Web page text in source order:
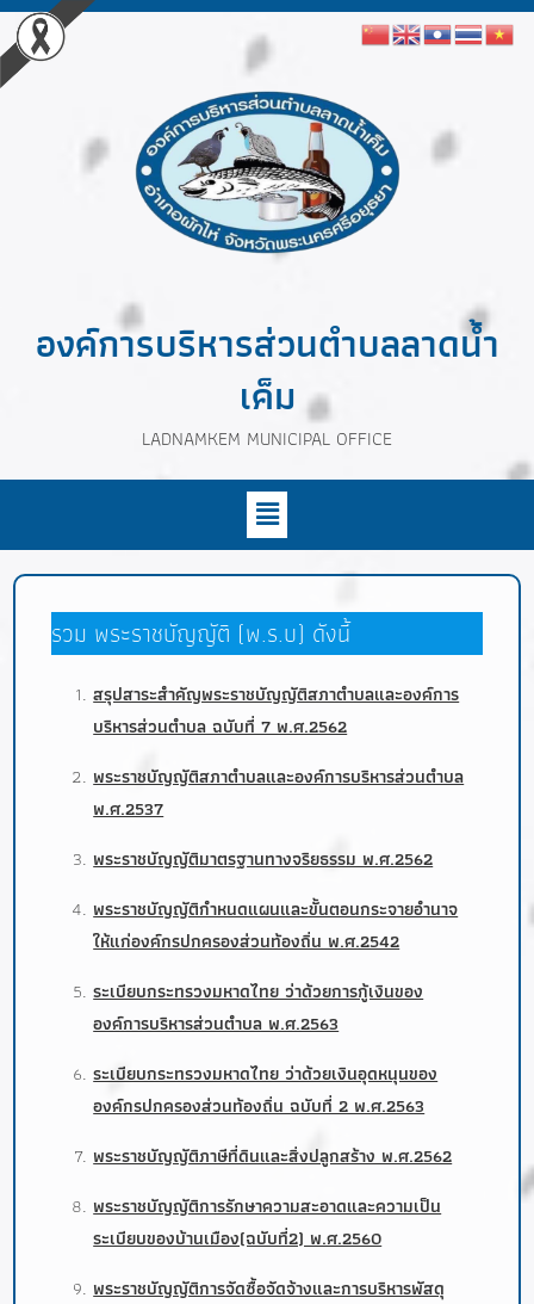
องค์การบริหารส่วนตำบลลาดน้ำ
เค็ม
LADNAMKEM MUNICIPAL OFFICE
รวม พระราชบัญญัติ (พ.ร.บ) ดังนี้
สรุปสาระสำคัญพระราชบัญญัติสภาตำบลและองค์การ
บริหารส่วนตำบล ฉบับที่ 7 พ.ศ.2562
พระราชบัญญัติสภาตำบลและองค์การบริหารส่วนตำบล
พ.ศ.2537
พระราชบัญญัติมาตรฐานทางจริยธรรม พ.ศ.2562
พระราชบัญญัติกำหนดแผนและขั้นตอนกระจายอำนาจ
ให้แก่องค์กรปกครองส่วนท้องถิ่น พ.ศ.2542
ระเบียบกระทรวงมหาดไทย ว่าด้วยการกู้เงินของ
องค์การบริหารส่วนตำบล พ.ศ.2563
ระเบียบกระทรวงมหาดไทย ว่าด้วยเงินอุดหนุนของ
องค์กรปกครองส่วนท้องถิ่น ฉบับที่ 2 พ.ศ.2563
พระราชบัญญัติภาษีที่ดินและสิ่งปลูกสร้าง พ.ศ.2562
พระราชบัญญัติการรักษาความสะอาดและความเป็น
ระเบียบของบ้านเมือง(ฉบับที่2) พ.ศ.2560
พระราชบัญญัติการจัดซื้อจัดจ้างและการบริหารพัสดุ